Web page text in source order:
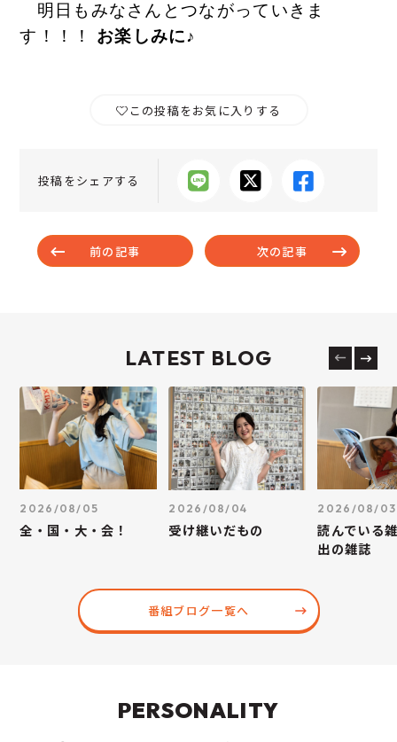
明日もみなさんとつながっていきま
す！！！
お楽しみに♪
この投稿をお気に入りする
投稿をシェアする
前の記事 次の記事
LATEST BLOG
2026/08/05
全・国・大・会！
2026/08/04
受け継いだもの
2026/08/03
読んでいる
出の雑誌
番組ブログ一覧へ
PERSONALITY